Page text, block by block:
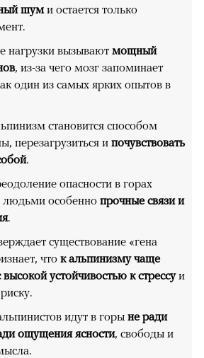
шум и остается только
нагрузки вызывают мощный
, из-за чего мозг запоминает
один из самых ярких опытов в
становится способом
перезагрузиться и почувствовать
.
опасности в горах
людьми особенно прочные связи и
.
существование «гена
что к альпинизму чаще
устойчивостью к стрессуи
идут в горы не ради
ощущения ясности, свободы и